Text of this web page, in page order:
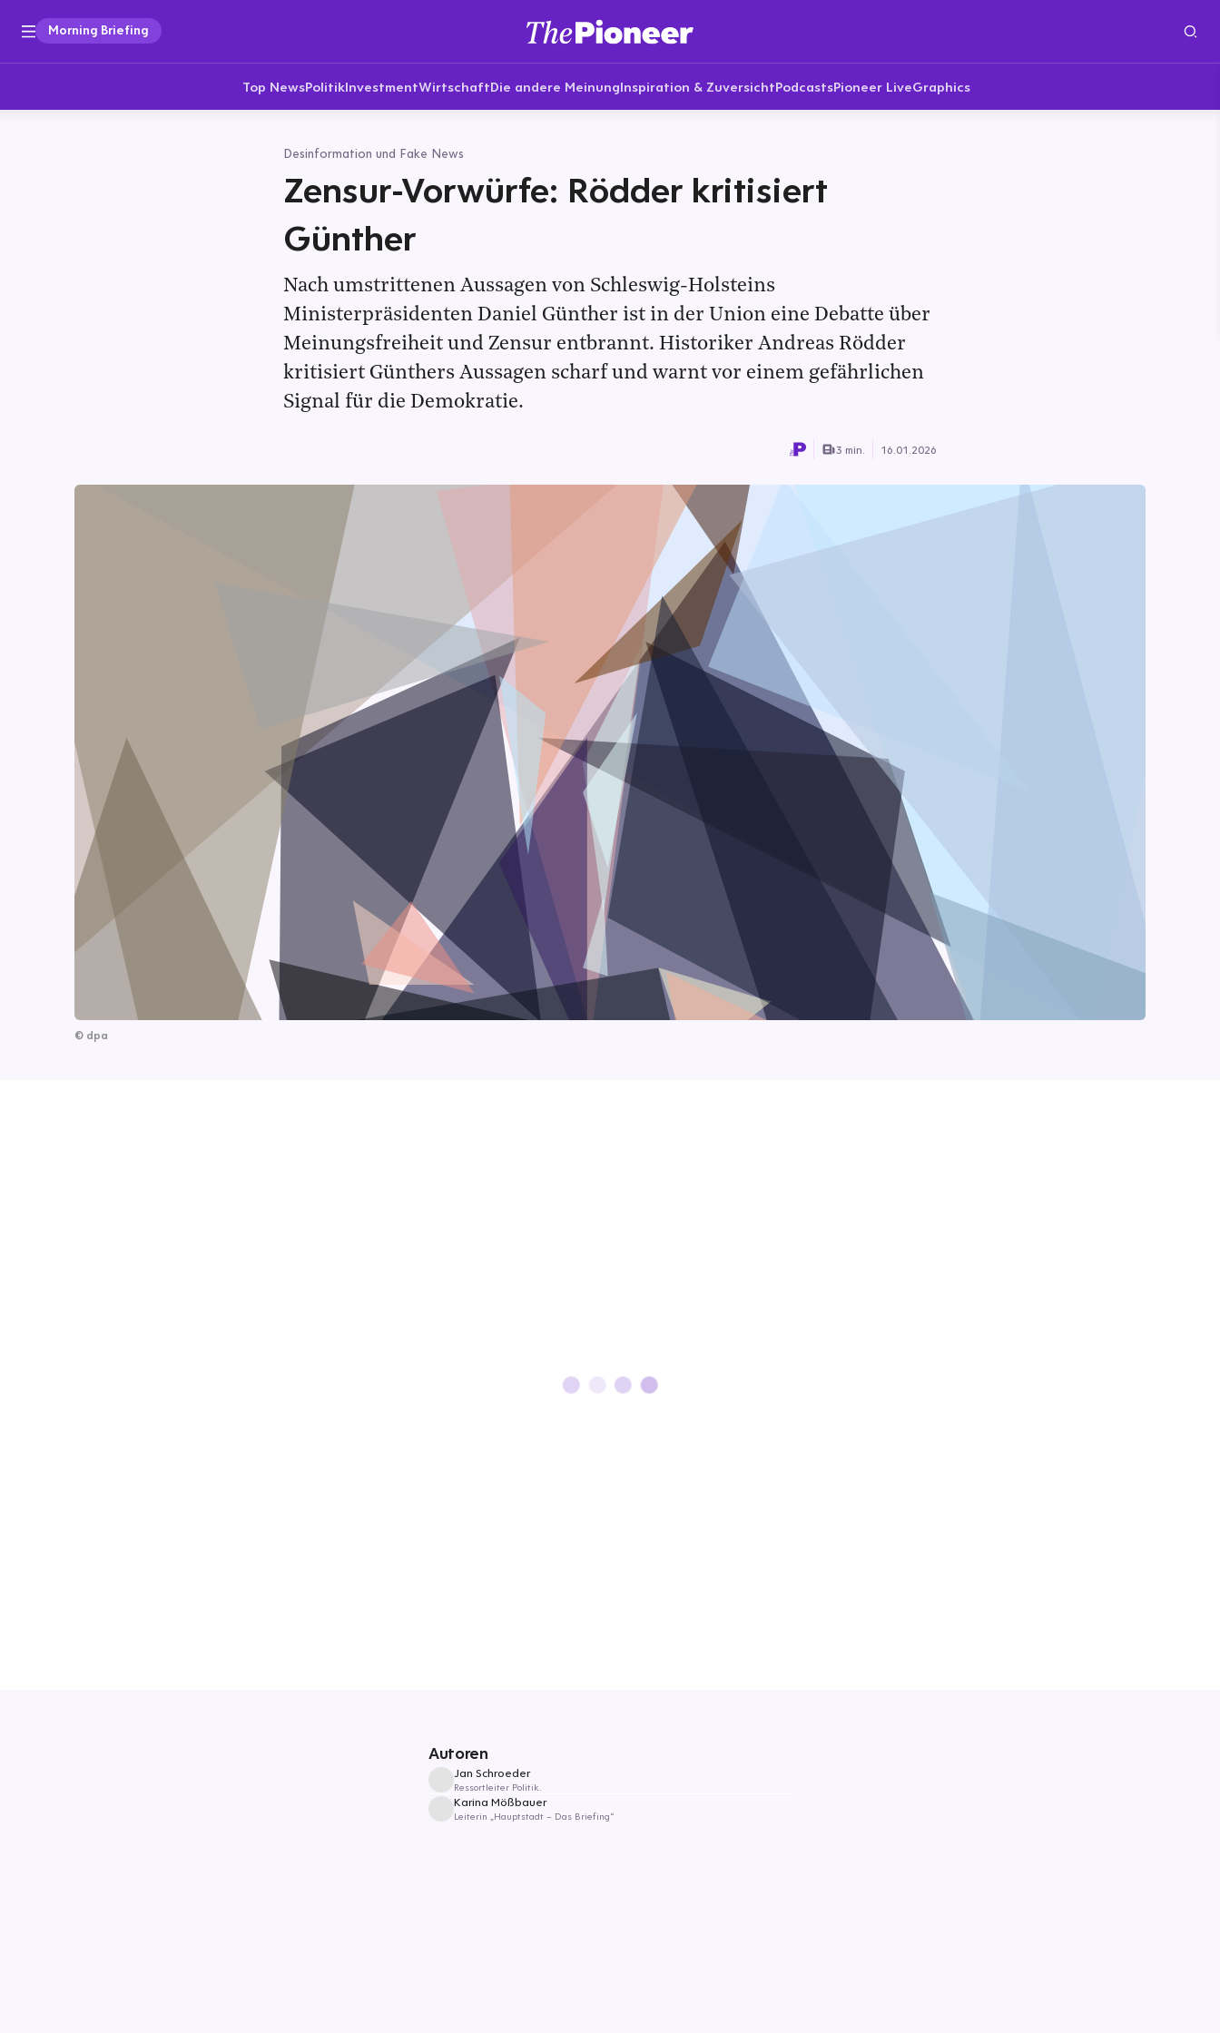
Morning Briefing
Top NewsPolitikInvestmentWirtschaftDie andere MeinungInspiration & ZuversichtPodcastsPioneer LiveGraphics
Desinformation und Fake News
Zensur-Vorwürfe: Rödder kritisiert
Günther
Nach umstrittenen Aussagen von Schleswig-Holsteins
Ministerpräsidenten Daniel Günther ist in der Union eine Debatte über
Meinungsfreiheit und Zensur entbrannt. Historiker Andreas Rödder
kritisiert Günthers Aussagen scharf und warnt vor einem gefährlichen
Signal für die Demokratie.
3 min. 16.01.2026
© dpa
Autoren
Jan Schroeder
Ressortleiter Politik.
Karina Mößbauer
Leiterin „Hauptstadt – Das Briefing“